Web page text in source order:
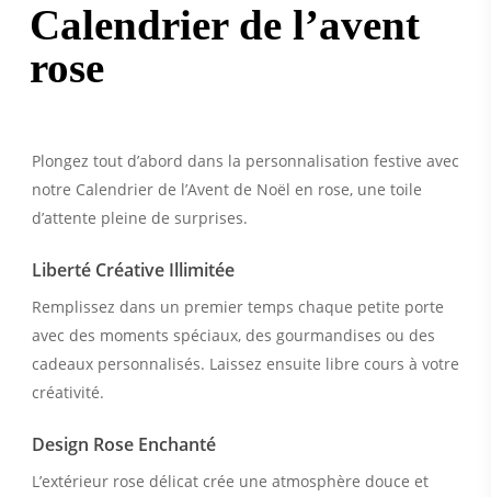
Calendrier de l’avent
rose
Plongez tout d’abord dans la personnalisation festive avec
notre Calendrier de l’Avent de Noël en rose, une toile
d’attente pleine de surprises.
Liberté Créative Illimitée
Remplissez dans un premier temps chaque petite porte
avec des moments spéciaux, des gourmandises ou des
cadeaux personnalisés. Laissez ensuite libre cours à votre
créativité.
Design Rose Enchanté
L’extérieur rose délicat crée une atmosphère douce et